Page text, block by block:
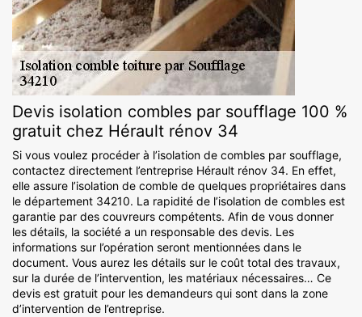
Devis isolation combles par soufflage 100 %
gratuit chez Hérault rénov 34
Si vous voulez procéder à l’isolation de combles par soufflage,
contactez directement l’entreprise Hérault rénov 34. En effet,
elle assure l’isolation de comble de quelques propriétaires dans
le département 34210. La rapidité de l’isolation de combles est
garantie par des couvreurs compétents. Afin de vous donner
les détails, la société a un responsable des devis. Les
informations sur l’opération seront mentionnées dans le
document. Vous aurez les détails sur le coût total des travaux,
sur la durée de l’intervention, les matériaux nécessaires… Ce
devis est gratuit pour les demandeurs qui sont dans la zone
d’intervention de l’entreprise.